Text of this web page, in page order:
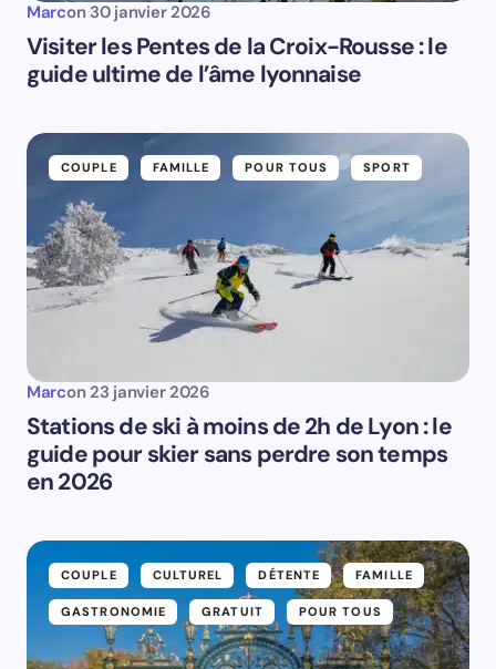
Marcon 30 janvier 2026
Visiter les Pentes de la Croix-Rousse : le
guide ultime de l’âme lyonnaise
COUPLE FAMILLE POUR TOUS SPORT
Marcon 23 janvier 2026
Stations de ski à moins de 2h de Lyon : le
guide pour skier sans perdre son temps
en 2026
COUPLE CULTUREL DÉTENTE FAMILLE
GASTRONOMIE GRATUIT POUR TOUS